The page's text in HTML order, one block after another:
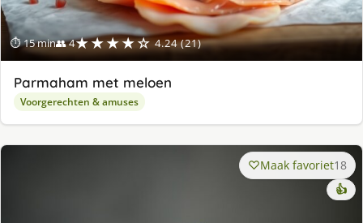
⏱ 15 min👥 4★★★★☆ 4.24 (21)
Parmaham met meloen
Voorgerechten & amuses
Maak favoriet18
👍